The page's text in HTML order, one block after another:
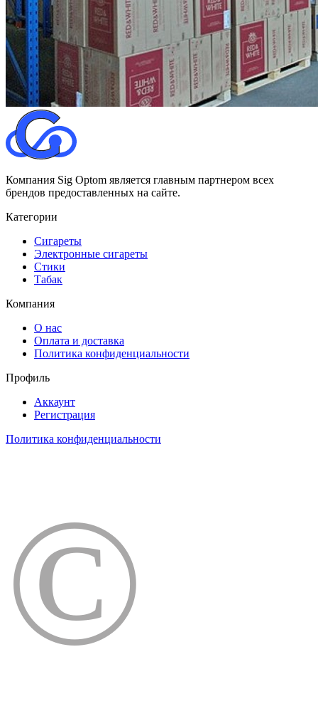
Компания Sig Optom является главным партнером всех
брендов предоставленных на сайте.
Категории
Сигареты
Электронные сигареты
Стики
Табак
Компания
О нас
Оплата и доставка
Политика конфиденциальности
Профиль
Аккаунт
Регистрация
Политика конфиденциальности
©